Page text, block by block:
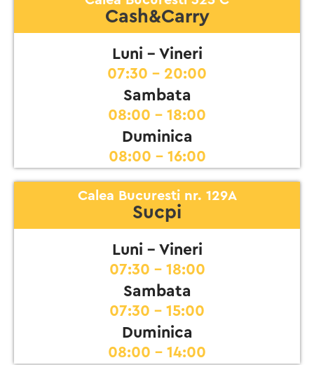
Cash&Carry
Luni - Vineri
07:30 - 20:00
Sambata
08:00 - 18:00
Duminica
08:00 - 16:00
Calea Bucuresti nr. 129A
Sucpi
Luni - Vineri
07:30 - 18:00
Sambata
07:30 - 15:00
Duminica
08:00 - 14:00